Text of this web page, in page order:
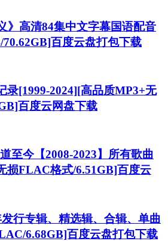
》高清84集中文字幕国语配音
百度云盘打包下载
录[1999-2024][高品质MP3+无
百度云网盘下载
至今【2008-2023】所有歌曲
损FLAC格式/6.51GB]百度云
发行专辑、精选辑、合辑、单曲
6.68GB]百度云盘打包下载